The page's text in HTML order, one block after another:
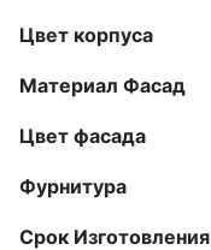
Цвет корпуса
Материал Фасад
Цвет фасада
Фурнитура
Срок Изготовления